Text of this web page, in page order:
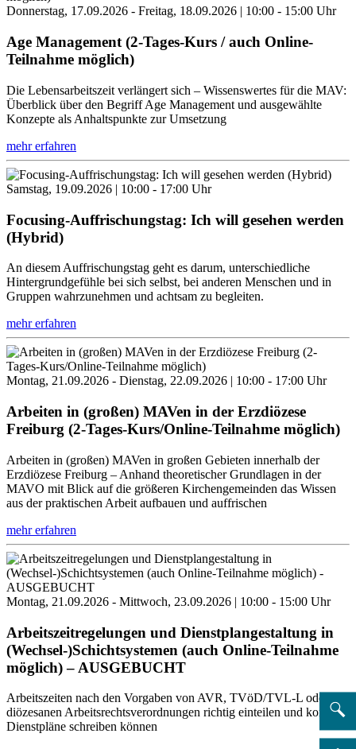
Donnerstag, 17.09.2026 - Freitag, 18.09.2026 | 10:00 - 15:00 Uhr
Age Management (2-Tages-Kurs / auch Online-
Teilnahme möglich)
Die Lebensarbeitszeit verlängert sich – Wissenswertes für die MAV:
Überblick über den Begriff Age Management und ausgewählte
Konzepte als Anhaltspunkte zur Umsetzung
mehr erfahren
Samstag, 19.09.2026 | 10:00 - 17:00 Uhr
Focusing-Auffrischungstag: Ich will gesehen werden
(Hybrid)
An diesem Auffrischungstag geht es darum, unterschiedliche
Hintergrundgefühle bei sich selbst, bei anderen Menschen und in
Gruppen wahrzunehmen und achtsam zu begleiten.
mehr erfahren
Montag, 21.09.2026 - Dienstag, 22.09.2026 | 10:00 - 17:00 Uhr
Arbeiten in (großen) MAVen in der Erzdiözese
Freiburg (2-Tages-Kurs/Online-Teilnahme möglich)
Arbeiten in (großen) MAVen in großen Gebieten innerhalb der
Erzdiözese Freiburg – Anhand theoretischer Grundlagen in der
MAVO mit Blick auf die größeren Kirchengemeinden das Wissen
aus der praktischen Arbeit aufbauen und auffrischen
mehr erfahren
Montag, 21.09.2026 - Mittwoch, 23.09.2026 | 10:00 - 15:00 Uhr
Arbeitszeitregelungen und Dienstplangestaltung in
(Wechsel-)Schichtsystemen (auch Online-Teilnahme
möglich) – AUSGEBUCHT
Arbeitszeiten nach den Vorgaben von AVR, TVöD/TVL-L oder den
diözesanen Arbeitsrechtsverordnungen richtig einteilen und korrekte
Dienstpläne schreiben können